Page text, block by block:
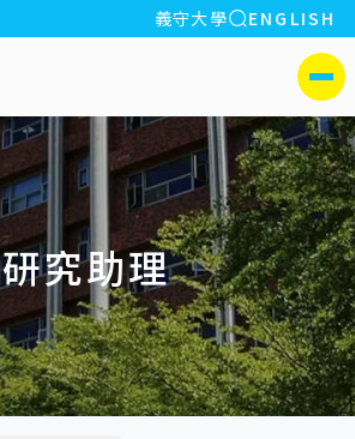
:::
義守大學 全站搜索
ENGLISH
側選單
研究助理